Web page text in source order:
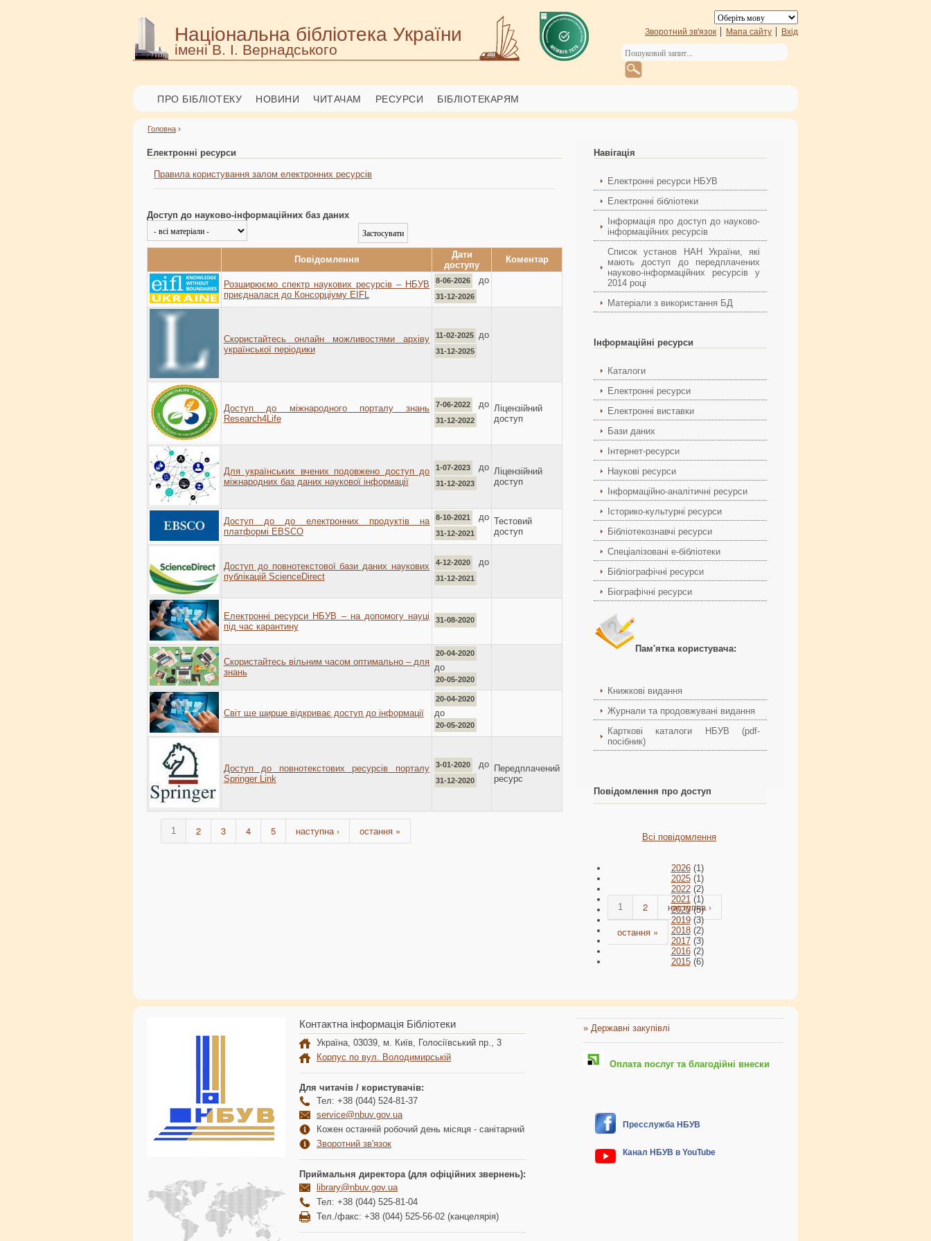
Національна бібліотека України
імені В. І. Вернадського
Зворотний зв'язок Мапа сайту Вхід
ПРО БІБЛІОТЕКУ НОВИНИ ЧИТАЧАМ РЕСУРСИ БІБЛІОТЕКАРЯМ
Головна ›
Електронні ресурси
Правила користування залом електронних ресурсів
Доступ до науково-інформаційних баз даних
Повідомлення
Дати
доступу
Коментар
Розширюємо спектр наукових ресурсів – НБУВ
приєдналася до Консорціуму EIFL
8-06-2026 до
31-12-2026
Скористайтесь онлайн можливостями архіву
української періодики
11-02-2025 до
31-12-2025
Доступ до міжнародного порталу знань
Research4Life
7-06-2022 до
31-12-2022
Ліцензійний
доступ
Для українських вчених подовжено доступ до
міжнародних баз даних наукової інформації
1-07-2023 до
31-12-2023
Ліцензійний
доступ
Доступ до до електронних продуктів на
платформі EBSCO
8-10-2021 до
31-12-2021
Тестовий
доступ
Доступ до повнотекстової бази даних наукових
публікацій ScienceDirect
4-12-2020 до
31-12-2021
Електронні ресурси НБУВ – на допомогу науці
під час карантину
31-08-2020
Скористайтесь вільним часом оптимально – для
знань
20-04-2020
до
20-05-2020
Світ ще ширше відкриває доступ до інформації
20-04-2020
до
20-05-2020
Доступ до повнотекстових ресурсів порталу
Springer Link
3-01-2020 до
31-12-2020
Передплачений
ресурс
1 2 3 4 5 наступна › остання »
Навігація
Електронні ресурси НБУВ
Електронні бібліотеки
Інформація про доступ до науково-
інформаційних ресурсів
Список установ НАН України, які
мають доступ до передплачених
науково-інформаційних ресурсів у
2014 році
Матеріали з використання БД
Інформаційні ресурси
Каталоги
Електронні ресурси
Електронні виставки
Бази даних
Інтернет-ресурси
Наукові ресурси
Інформаційно-аналітичні ресурси
Історико-культурні ресурси
Бібліотекознавчі ресурси
Спеціалізовані е-бібліотеки
Бібліографічні ресурси
Біографічні ресурси
Пам'ятка користувача:
Книжкові видання
Журнали та продовжувані видання
Карткові каталоги НБУВ (pdf-
посібник)
Повідомлення про доступ
Всі повідомлення
2026(1)
2025(1)
2022(2)
2021(1)
2020(5)
2019(3)
2018(2)
2017(3)
2016(2)
2015(6)
1 2
наступна ›
остання »
Контактна інформація Бібліотеки
Україна, 03039, м. Київ, Голосіївський пр., 3
Корпус по вул. Володимирській
Для читачів / користувачів:
Тел: +38 (044) 524-81-37
service@nbuv.gov.ua
Кожен останній робочий день місяця - санітарний
Зворотний зв'язок
Приймальня директора (для офіційних звернень):
library@nbuv.gov.ua
Тел: +38 (044) 525-81-04
Тел./факс: +38 (044) 525-56-02 (канцелярія)
» Державні закупівлі
Оплата послуг та благодійні внески
Пресслужба НБУВ
Канал НБУВ в YouTube